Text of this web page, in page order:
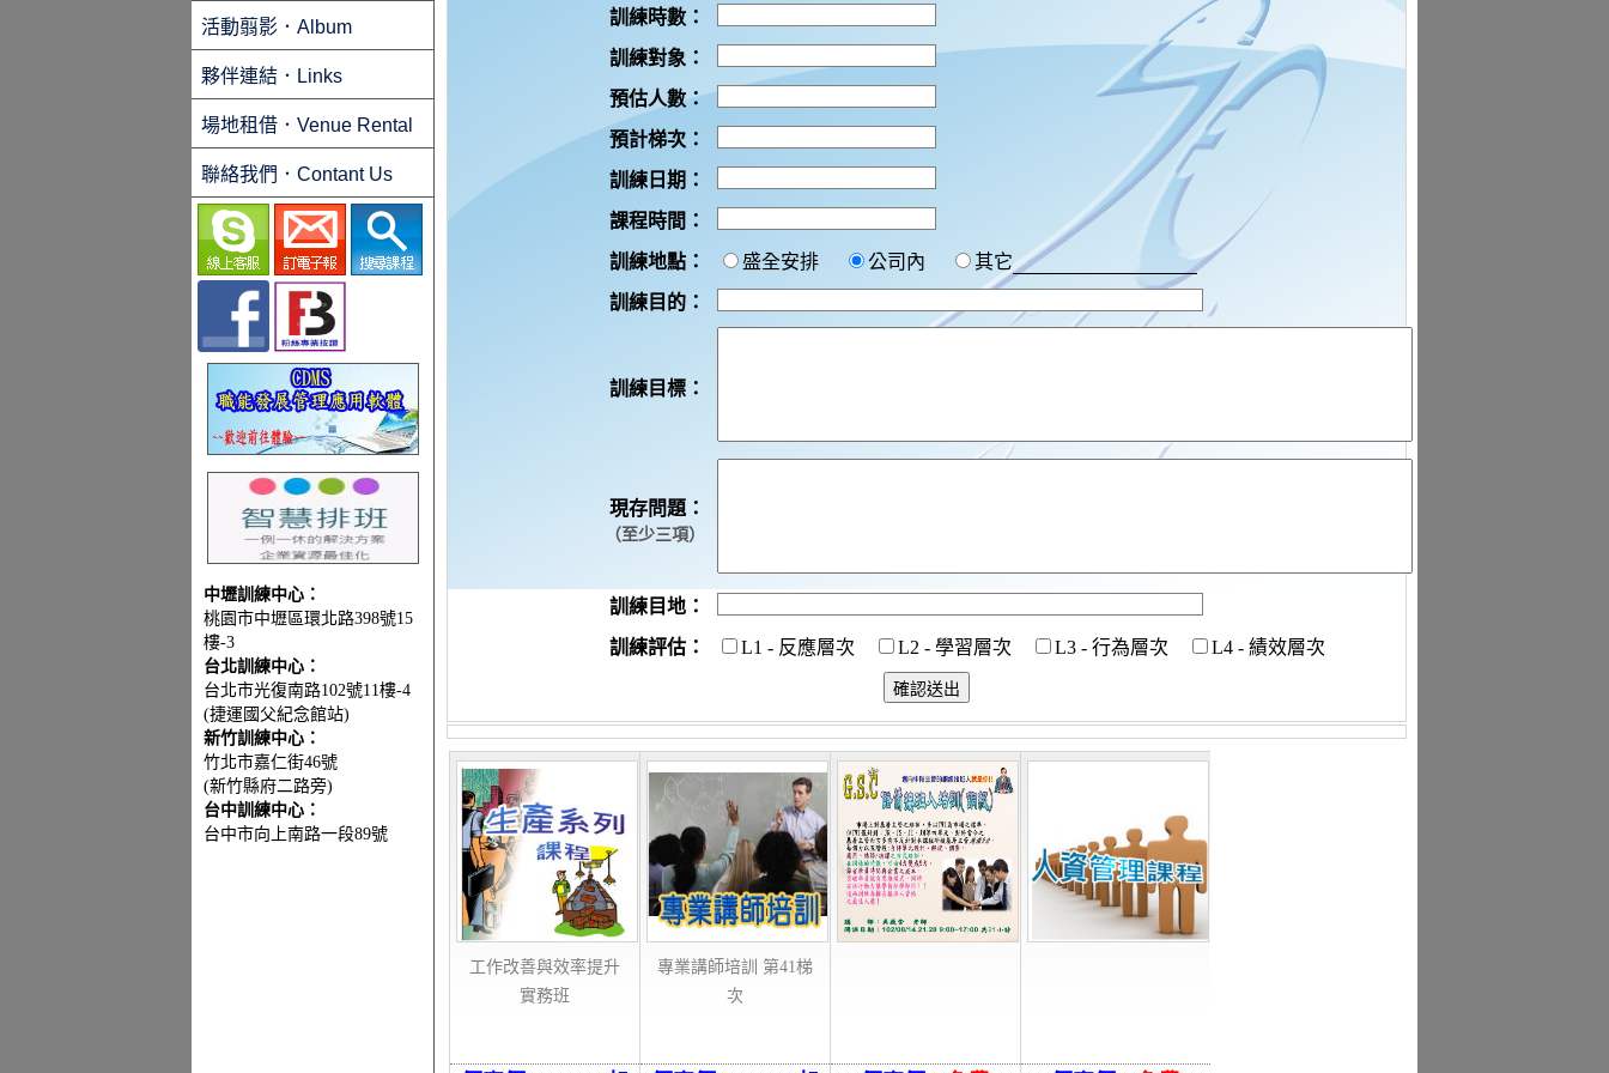
活動翦影．Album
夥伴連結．Links
場地租借．Venue Rental
聯絡我們．Contant Us
中壢訓練中心：
桃園市中壢區環北路398號15
樓-3
台北訓練中心：
台北市光復南路102號11樓-4
(捷運國父紀念館站)
新竹訓練中心：
竹北市嘉仁街46號
(新竹縣府二路旁)
台中訓練中心：
台中市向上南路一段89號
訓練時數：
訓練對象：
預估人數：
預計梯次：
訓練日期：
課程時間：
訓練地點：
盛全安排 公司內
其它
訓練目的：
訓練目標：
現存問題：
（至少三項）
訓練目地：
訓練評估：
L1 - 反應層次 L2 - 學習層次 L3 - 行為層次 L4 - 績效層次
工作改善與效率提升
實務班
專業講師培訓 第41梯
次